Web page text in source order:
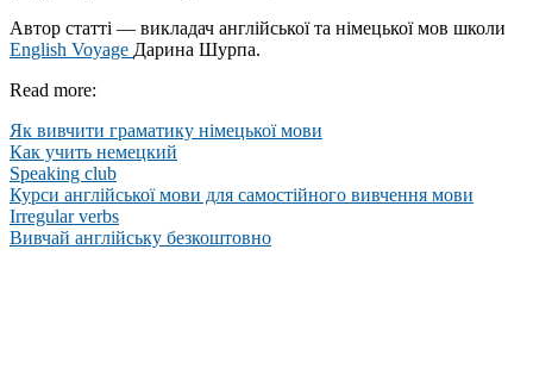
Автор статті — викладач англійської та німецької мов школи
English Voyage Дарина Шурпа.
Read more:
Як вивчити граматику німецької мови
Как учить немецкий
Speaking club
Курси англійської мови для самостійного вивчення мови
Irregular verbs
Вивчай англійську безкоштовно